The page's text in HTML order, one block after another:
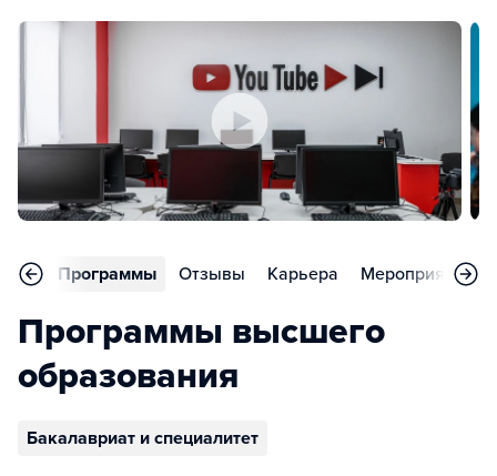
Программы Отзывы Карьера Мероприятия
Программы высшего
образования
Бакалавриат и специалитет